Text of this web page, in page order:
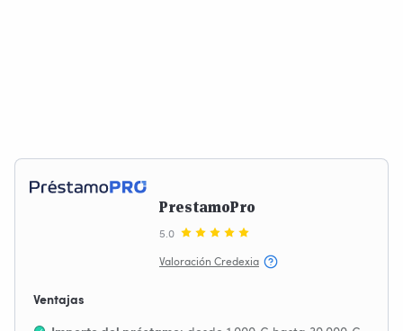
PrestamoPro
5.0
Valoración Credexia
Ventajas